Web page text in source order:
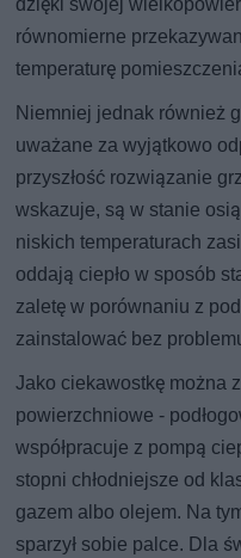
równomierne
temperaturę
Niemniej jednak również
uważane za wyjątkowo
przyszłość rozwiązanie
wskazuje, są w stanie
niskich temperaturach
oddają ciepło w sposób
zaletę w porównaniu z
zainstalować bez
Jako ciekawostkę można
powierzchniowe -
współpracuje z pompą
stopni chłodniejsze od
gazem albo olejem. Na
sparzył sobie palce. Dla